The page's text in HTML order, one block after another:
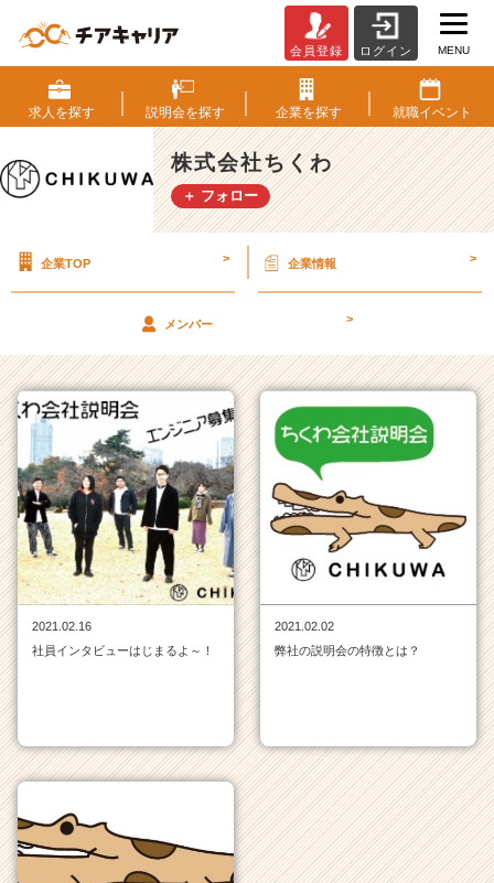
式
会
社
ち
く
わ
ム
ン
一
|
ン
チ
ャ
ー・
成
長
か
ウ
ト
く
会員登録 ログイン MENU
求人を探す 説明会を探す 企業を探す 就職イベント
株式会社ちくわ
＋ フォロー
企業TOP > 企業情報 >
メンバー >
2021.02.16
社員インタビューはじまるよ～！
2021.02.02
弊社の説明会の特徴とは？